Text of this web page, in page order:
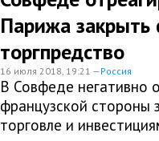
Парижа закрыть
торгпредство
16 июля 2018, 19:21 —Россия
В Совфеде негативно
французской стороны
торговле и